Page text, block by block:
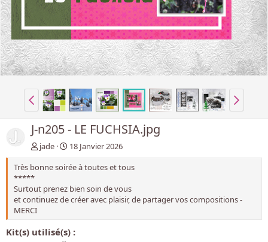
J-n205 - LE FUCHSIA.jpg
jade
18 Janvier 2026
Très bonne soirée à toutes et tous
*****
Surtout prenez bien soin de vous
et continuez de créer avec plaisir, de partager vos compositions -
MERCI
Kit(s) utilisé(s) :